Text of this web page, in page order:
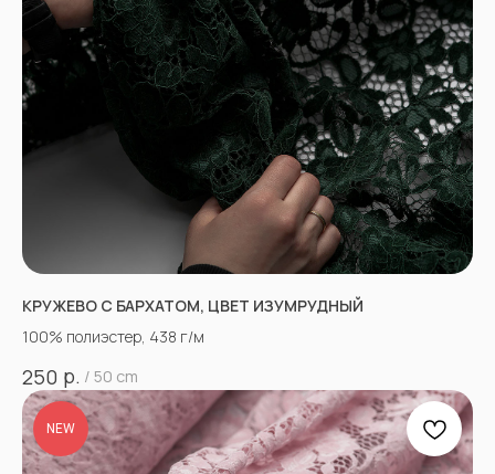
КРУЖЕВО С БАРХАТОМ, ЦВЕТ ИЗУМРУДНЫЙ
100% полиэстер, 438 г/м
250 р. / 50 cm
NEW